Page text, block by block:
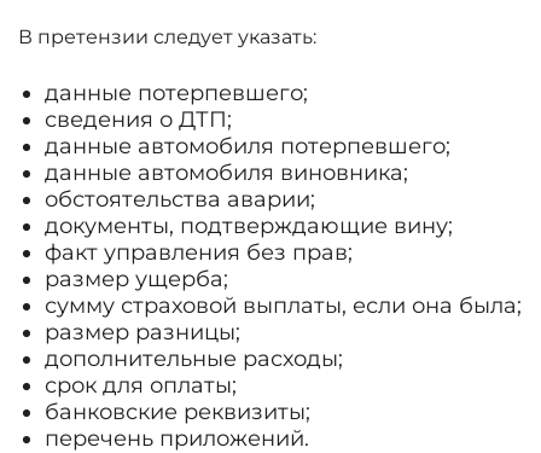
В претензии следует указать:
данные потерпевшего;
сведения о ДТП;
данные автомобиля потерпевшего;
данные автомобиля виновника;
обстоятельства аварии;
документы, подтверждающие вину;
факт управления без прав;
размер ущерба;
сумму страховой выплаты, если она была;
размер разницы;
дополнительные расходы;
срок для оплаты;
банковские реквизиты;
перечень приложений.